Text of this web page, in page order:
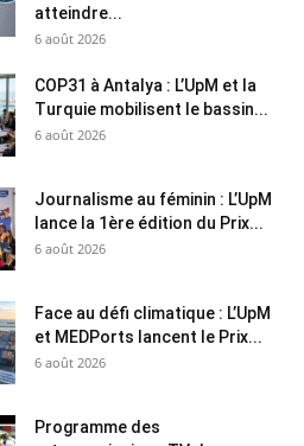
atteindre...
6 août 2026
COP31 à Antalya : L’UpM et la
Turquie mobilisent le bassin...
6 août 2026
Journalisme au féminin : L’UpM
lance la 1ère édition du Prix...
6 août 2026
Face au défi climatique : L’UpM
et MEDPorts lancent le Prix...
6 août 2026
Programme des